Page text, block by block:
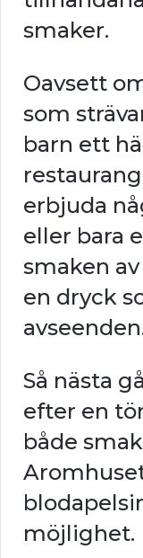
smaker.
Oavsett
som
barn ett
erbjuda
eller bara
smaken
en dryck
Så nästa
efter en
både
möjlighet.